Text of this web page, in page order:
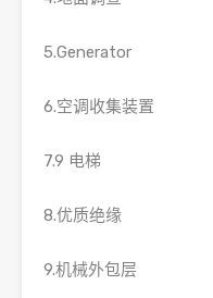
5.Generator
6.空调收集装置
7.9 电梯
8.优质绝缘
9.机械外包层